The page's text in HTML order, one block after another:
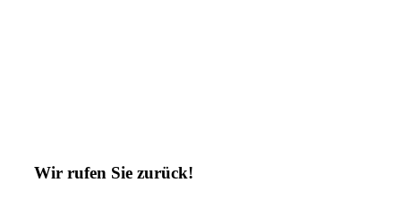
Wir rufen Sie zurück!